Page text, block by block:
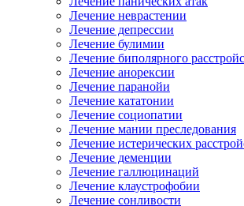
Лечение неврастении
Лечение депрессии
Лечение булимии
Лечение биполярного
Лечение анорексии
Лечение паранойи
Лечение кататонии
Лечение социопатии
Лечение мании преследования
Лечение истерических
Лечение деменции
Лечение галлюцинаций
Лечение клаустрофобии
Лечение сонливости